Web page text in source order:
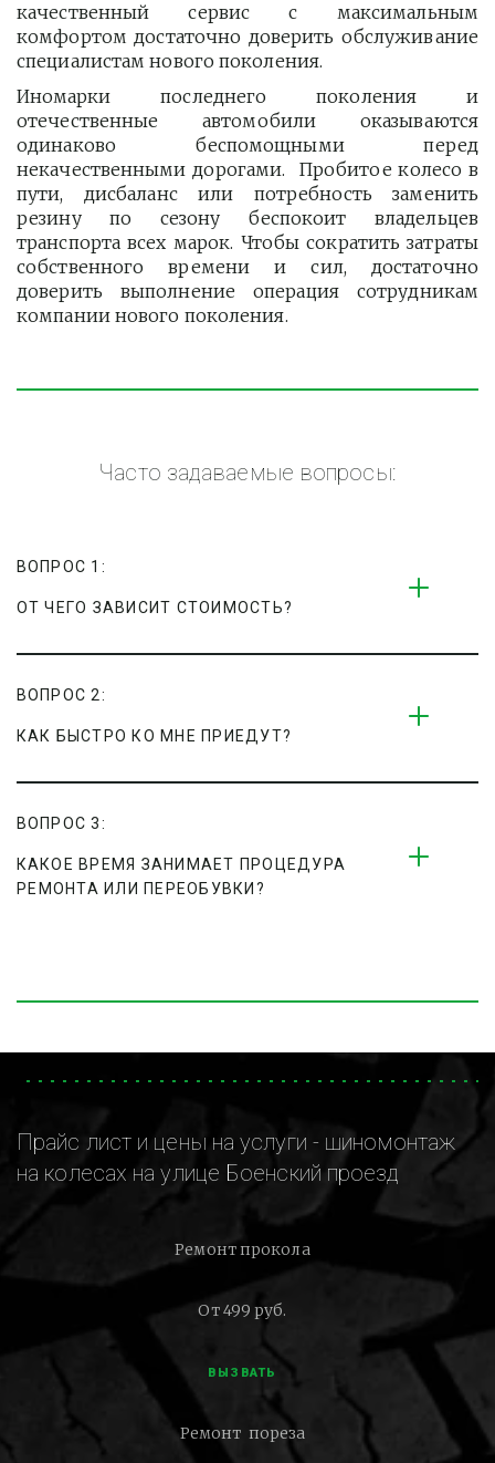
качественный сервис с максимальным
комфортом достаточно доверить обслуживание
специалистам нового поколения.
Иномарки последнего поколения и
отечественные автомобили оказываются
одинаково беспомощными перед
некачественными дорогами. Пробитое колесо в
пути, дисбаланс или потребность заменить
резину по сезону беспокоит владельцев
транспорта всех марок. Чтобы сократить затраты
собственного времени и сил, достаточно
доверить выполнение операция сотрудникам
компании нового поколения.
Часто задаваемые вопросы:
ВОПРОС 1:
ОТ ЧЕГО ЗАВИСИТ СТОИМОСТЬ?
ВОПРОС 2:
КАК БЫСТРО КО МНЕ ПРИЕДУТ?
ВОПРОС 3:
КАКОЕ ВРЕМЯ ЗАНИМАЕТ ПРОЦЕДУРА
РЕМОНТА ИЛИ ПЕРЕОБУВКИ?
Прайс лист и цены на услуги - шиномонтаж
на колесах на улице Боенский проезд
Ремонт прокола
От 499 руб.
ВЫЗВАТЬ
Ремонт пореза